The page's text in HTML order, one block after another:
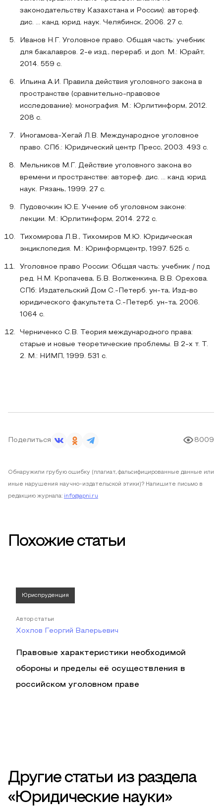
законодательству Казахстана и России): автореф.
дис. ... канд. юрид. наук. Челябинск, 2006. 27 с.
Иванов Н.Г. Уголовное право. Общая часть: учебник
для бакалавров. 2-е изд., перераб. и доп. М.: Юрайт,
2014. 559 с.
Ильина А.И. Правила действия уголовного закона в
пространстве (сравнительно-правовое
исследование): монография. М.: Юрлитинформ, 2012.
208 с.
Иногамова-Хегай Л.В. Международное уголовное
право. СПб.: Юридический центр Пресс, 2003. 493 с.
Мельников М.Г. Действие уголовного закона во
времени и пространстве: автореф. дис. ... канд. юрид.
наук. Рязань, 1999. 27 с.
Пудовочкин Ю.Е. Учение об уголовном законе:
лекции. М.: Юрлитинформ, 2014. 272 с.
Тихомирова Л.В., Тихомиров М.Ю. Юридическая
энциклопедия. М.: Юринформцентр, 1997. 525 c.
Уголовное право России: Общая часть: учебник / под
ред. Н.М. Кропачева, Б.В. Волженкина, В.В. Орехова.
СПб: Издательский Дом С.-Петерб. ун-та, Изд-во
юридического факультета С.-Петерб. ун-та, 2006.
1064 с.
Черниченко С.В. Теория международного права:
старые и новые теоретические проблемы. В 2-х т. Т.
2. М.: НИМП, 1999. 531 c.
Поделиться 8009
Обнаружили грубую ошибку (плагиат, фальсифицированные данные или
иные нарушения научно-издательской этики)? Напишите письмо в
редакцию журнала: info@apni.ru
Похожие статьи
Юриспруденция
Автор статьи
Хохлов Георгий Валерьевич
Правовые характеристики необходимой
обороны и пределы её осуществления в
российском уголовном праве
Другие статьи из раздела
«Юридические науки»